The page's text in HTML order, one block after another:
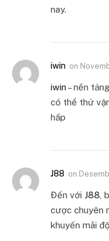
nay.
iwin on
iwin – nền
có thể thử
hấp
J88 on
Đến với J88 ,
cược chuyên
khuyến mãi